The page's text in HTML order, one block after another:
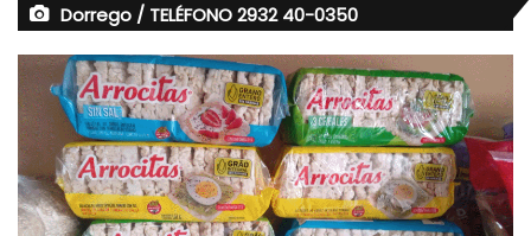
Dorrego / TELÉFONO 2932 40-0350